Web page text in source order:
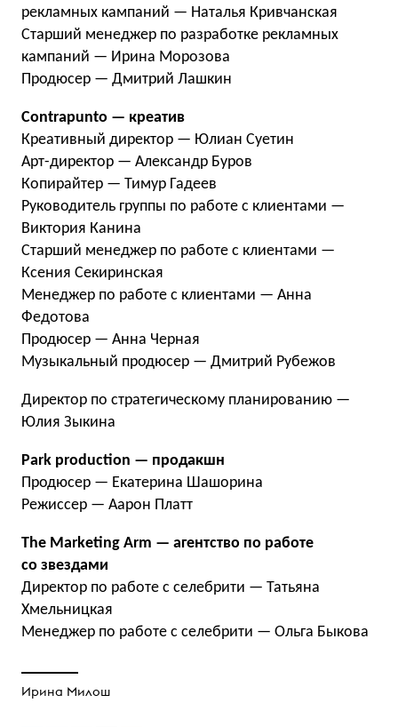
рекламных кампаний — Наталья Кривчанская
Старший менеджер по разработке рекламных
кампаний — Ирина Морозова
Продюсер — Дмитрий Лашкин
Contrapunto — креатив
Креативный директор — Юлиан Суетин
Арт-директор — Александр Буров
Копирайтер — Тимур Гадеев
Руководитель группы по работе с клиентами —
Виктория Канина
Старший менеджер по работе с клиентами —
Ксения Секиринская
Менеджер по работе с клиентами — Анна
Федотова
Продюсер — Анна Черная
Музыкальный продюсер — Дмитрий Рубежов
Директор по стратегическому планированию —
Юлия Зыкина
Park production — продакшн
Продюсер — Екатерина Шашорина
Режиссер — Аарон Платт
The Marketing Arm — агентство по работе
со звездами
Директор по работе с селебрити — Татьяна
Хмельницкая
Менеджер по работе с селебрити — Ольга Быкова
Ирина Милош